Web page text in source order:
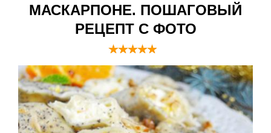
МАСКАРПОНЕ. ПОШАГОВЫЙ
РЕЦЕПТ С ФОТО